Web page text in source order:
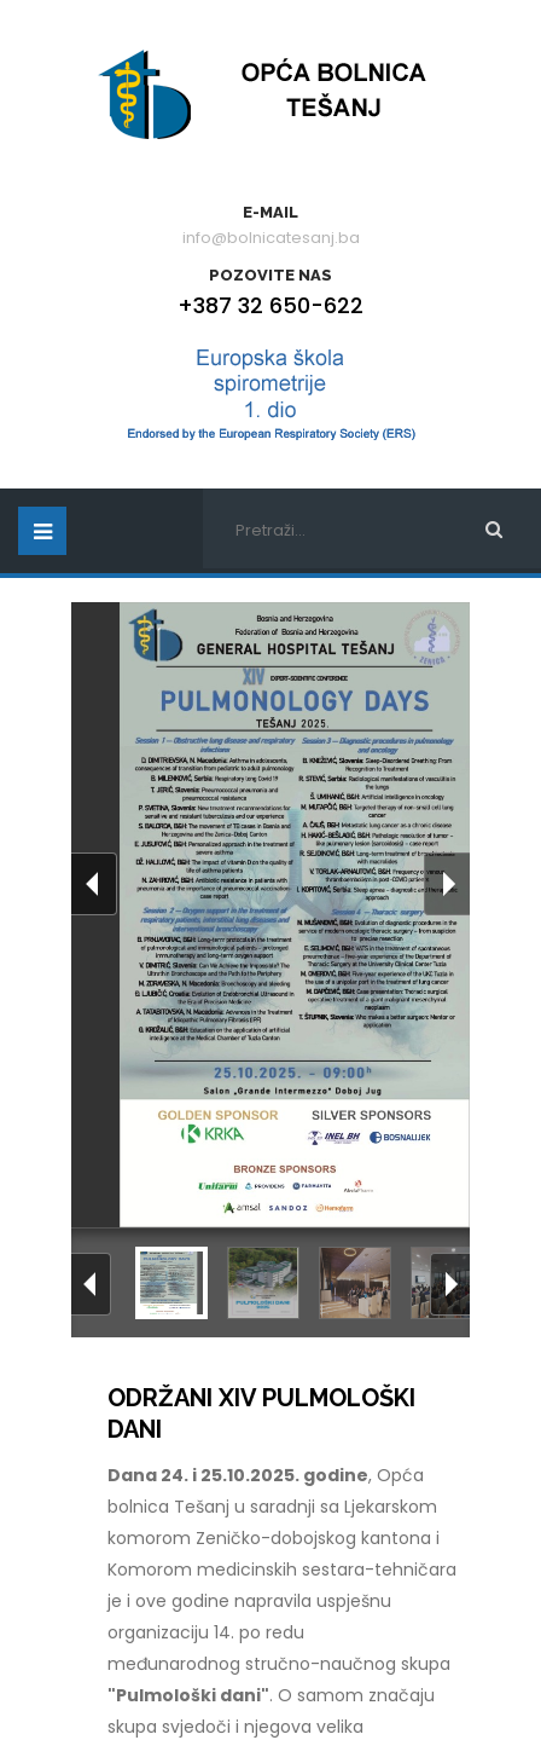
E-MAIL
info@bolnicatesanj.ba
POZOVITE NAS
+387 32 650-622
ODRŽANI XIV PULMOLOŠKI
DANI
Dana 24. i 25.10.2025. godine, Opća
bolnica Tešanj u saradnji sa Ljekarskom
komorom Zeničko-dobojskog kantona i
Komorom medicinskih sestara-tehničara
je i ove godine napravila uspješnu
organizaciju 14. po redu
međunarodnog stručno-naučnog skupa
"Pulmološki dani". O samom značaju
skupa svjedoči i njegova velika